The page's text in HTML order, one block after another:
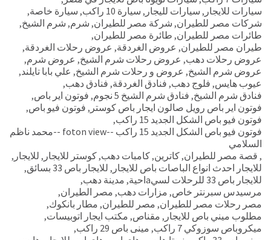
سيارات للايجار , سيارات لليجار , سيارة 10 راكب , سيارة خاصة,
شركات مصر للطيران, شركة مصر للطيران, شرم, شرم الشيخ,
طائرات مصر للطيران, طائرة مصر للطيران,
طيران مصر للطيران, عروض الغردقة, عروض رحلات الغردقة,
عروض رحلات دهب, عروض رحلات شرم الشيخ, عروض شرم,
عروض شرم الشيخ, عروض و رحلات شرم الشيخ, علي بابا تايلند,
عيوب هايس, فلوج دهب, فنادق الغردقة, فنادق دهب,
فنادق شرم الشيخ, فنادق شرم الشيخ 5 نجوم , فوتون اير باص,
فوتون اير باص رويل صالون ايجار باص كوستر , فوتون فيو باص,
فوتون فيو باص الشكل الجديد 15 راكب
,
فوتون فيو باص الشكل الجديد 15 راكب --foton view --محمد ناظم
السلامي
, قصة مصر للطيران,كاترين,كامبات دهب,كوستر للايجار , للايجار ,
للايجار احدث انواع الباصات باص للايجار , للايجار باص 33 بسائق
,
للايجار باص 33 للرحلات لسيaاحية
, مدينة دهب,
مرسيدس سبرنتر خاص, مزارات دهب, مصر الطيران,
مصر رحلات مصر للطيران, مصر للطيران, مطار بانكوك,
مطلوب ميني باص للايجار , مقناص, مكتب ايجار اتوبيسات,
ميكروباص سوزوكي 7 راكب
, مينى باص 29 راكب
,